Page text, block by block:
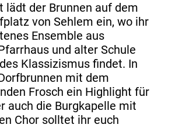
lädt der Brunnen auf dem
von Sehlem ein, wo ihr
Ensemble aus
und alter Schule
Klassizismus findet. In
mit dem
Frosch ein Highlight für
auch die Burgkapelle mit
Chor solltet ihr euch